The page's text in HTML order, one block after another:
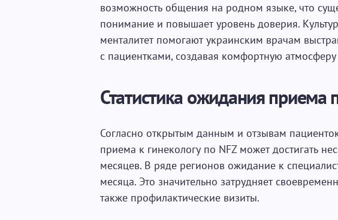
возможность общения на родном языке, что
понимание и повышает уровень доверия.
менталитет помогают украинским врачам
с пациентками, создавая комфортную
Статистика ожидания приема
Согласно открытым данным и отзывам
приема к гинекологу по NFZ может достигать
месяцев. В ряде регионов ожидание к
месяца. Это значительно затрудняет
также профилактические визиты.